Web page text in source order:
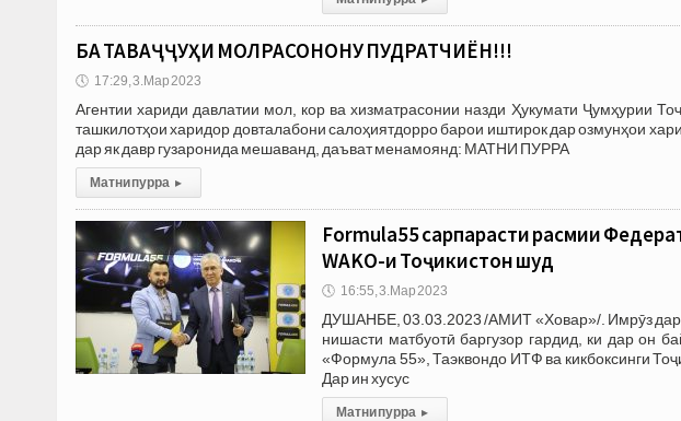
БА ТАВАҶҶУҲИ МОЛРАСОНОНУ ПУДРАТЧИЁН!!!
🕔 17:29, 3.Мар 2023
Агентии хариди давлатии мол, кор ва хизматрасонии назди Ҳукумати Ҷумҳурии
ташкилотҳои харидор довталабони салоҳиятдорро барои иштирок дар озмунҳои
дар як давр гузаронида мешаванд, даъват менамоянд: МАТНИ ПУРРА
Матни пурра ▸
Formula55 сарпарасти расмии
WAKO-и Тоҷикистон шуд ⠀
🕔 16:55, 3.Мар 2023
ДУШАНБЕ, 03.03.2023 /АМИТ «Ховар»/. Имрӯз дар
нишасти матбуотӣ баргузор гардид, ки дар он
«Формула 55», Таэквондо ИТФ ва кикбоксинги
Дар ин хусус
Матни пурра ▸